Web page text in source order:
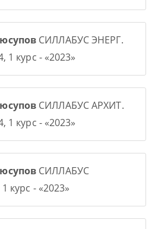
СИЛЛАБУС ЭНЕРГ.
курс - «2023»
СИЛЛАБУС АРХИТ.
курс - «2023»
СИЛЛАБУС
курс - «2023»